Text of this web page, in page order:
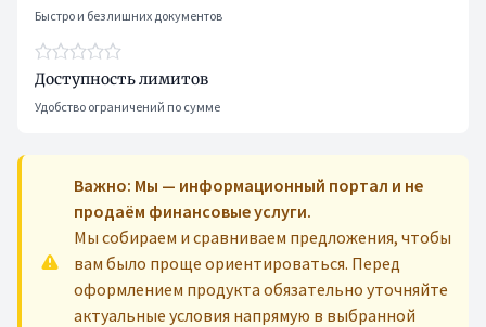
Быстро и без лишних документов
Доступность лимитов
Удобство ограничений по сумме
Важно: Мы — информационный портал и не
продаём финансовые услуги.
Мы собираем и сравниваем предложения, чтобы
вам было проще ориентироваться. Перед
оформлением продукта обязательно уточняйте
актуальные условия напрямую в выбранной